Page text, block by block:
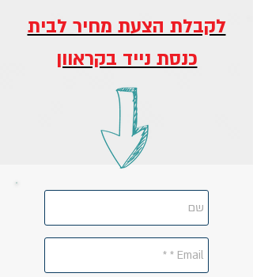
לקבלת הצעת מחיר לבית
כנסת נייד בקראוון